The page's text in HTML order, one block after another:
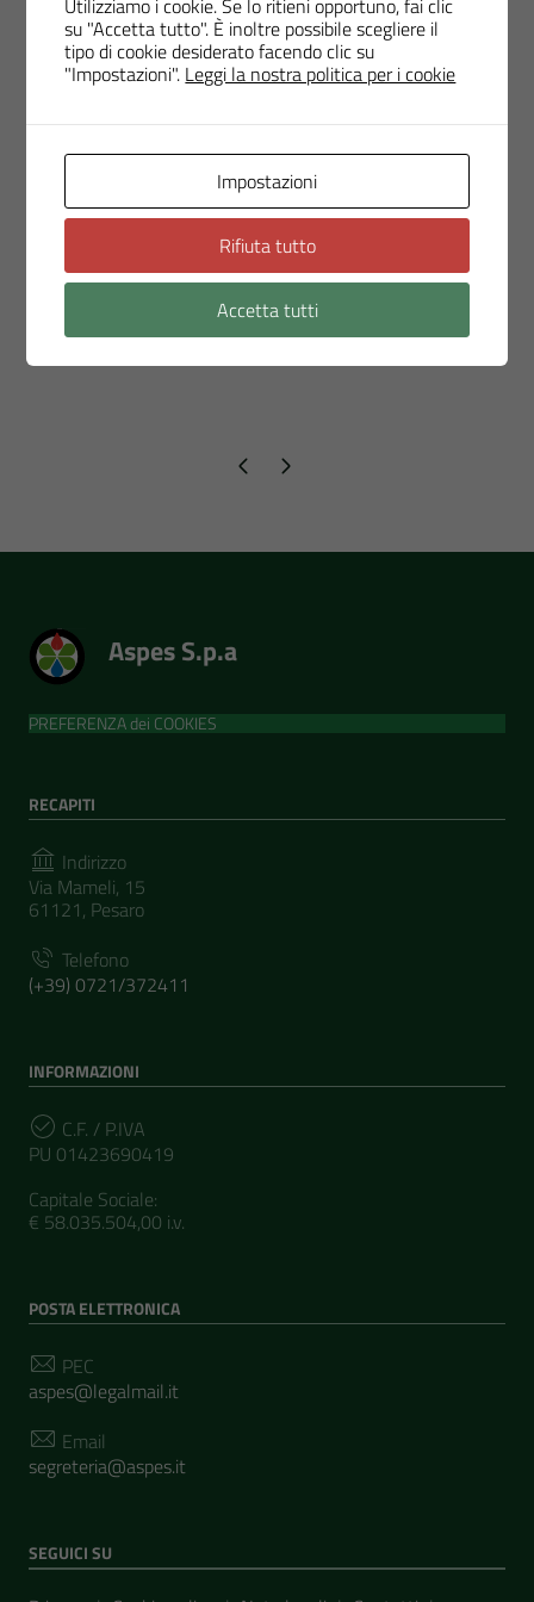
Avvisi di selezione in corso
20 Marzo 2024, 15:01
Pagina precedente
Pagina successiva
Aspes S.p.a
PREFERENZA dei COOKIES
RECAPITI
Indirizzo
Via Mameli, 15
61121, Pesaro
Telefono
(+39) 0721/372411
INFORMAZIONI
C.F. / P.IVA
PU 01423690419
Capitale Sociale:
€ 58.035.504,00 i.v.
POSTA ELETTRONICA
PEC
aspes@legalmail.it
Email
segreteria@aspes.it
SEGUICI SU
su "Accetta tutto". È inoltre possibile scegliere il
tipo di cookie desiderato facendo clic su
"Impostazioni". Leggi la nostra politica per i cookie
Impostazioni
Rifiuta tutto
Accetta tutti